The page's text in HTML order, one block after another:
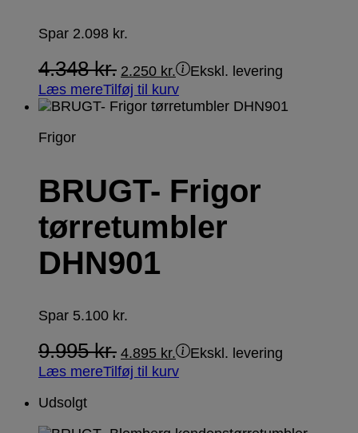
Spar 2.098 kr.
4.348kr. 2.250 kr.
Ekskl. levering
Læs mereTilføj til kurv
Frigor
BRUGT- Frigor
tørretumbler
DHN901
Spar 5.100 kr.
9.995kr. 4.895 kr.
Ekskl. levering
Læs mereTilføj til kurv
Udsolgt